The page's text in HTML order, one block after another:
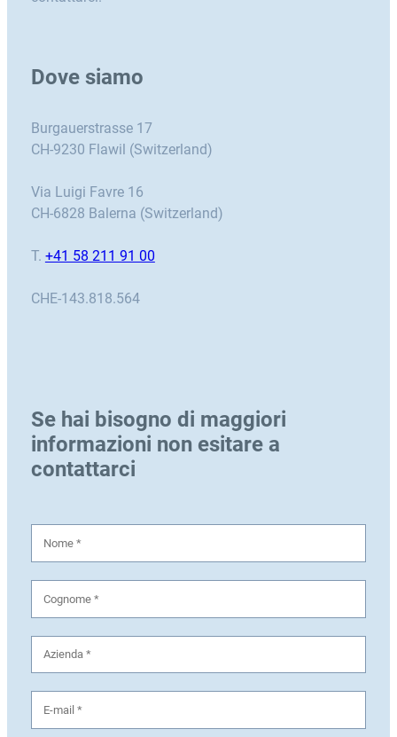
Dove siamo
Burgauerstrasse 17
CH-9230 Flawil (Switzerland)
Via Luigi Favre 16
CH-6828 Balerna (Switzerland)
T. +41 58 211 91 00
CHE-143.818.564
Se hai bisogno di maggiori
informazioni non esitare a
contattarci